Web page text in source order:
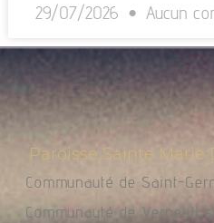
29/07/2026 Aucun
Paroisse Sainte Marie
Communauté de Saint-
Communauté de Verneuil